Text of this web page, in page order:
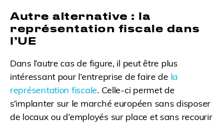
Autre alternative : la
représentation fiscale dans
l’UE
Dans l’autre cas de figure, il peut être plus
intéressant pour l’entreprise de faire de la
représentation fiscale. Celle-ci permet de
s’implanter sur le marché européen sans disposer
de locaux ou d’employés sur place et sans recourir